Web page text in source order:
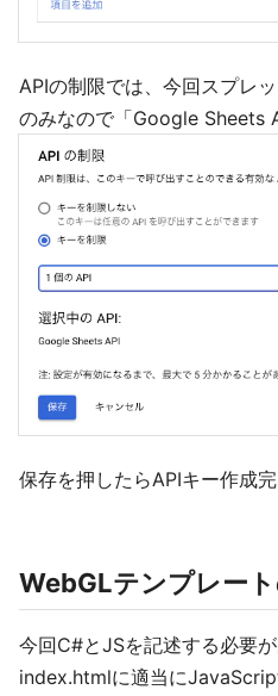
APIの制限では、今回スプレ
のみなので「Google Sheets
保存を押したらAPIキー作成完
WebGLテンプレー
今回C#とJSを記述する必要
index.htmlに適当に